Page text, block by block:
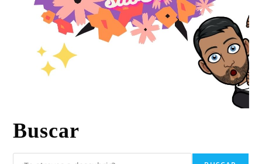
Buscar